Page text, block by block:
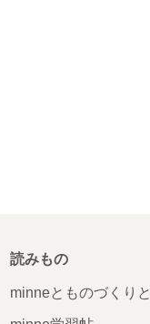
読みもの
minneとものづくりと